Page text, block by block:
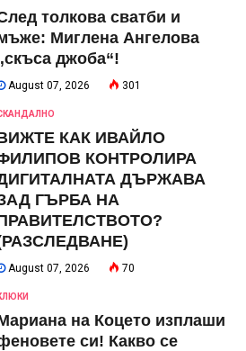
толкова сватби и
Миглена Ангелова
джоба“!
August 07, 2026 301
КАК ИВАЙЛО
КОНТРОЛИРА
ДЪРЖАВА
ГЪРБА НА
August 07, 2026 70
на Коцето изплаши
си! Какво се